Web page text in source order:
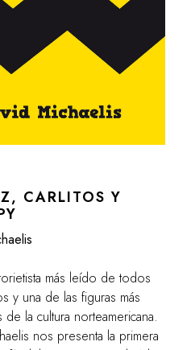
CARLITOS Y
más leído de todos
y una de las figuras más
de la cultura norteamericana.
nos presenta la primera